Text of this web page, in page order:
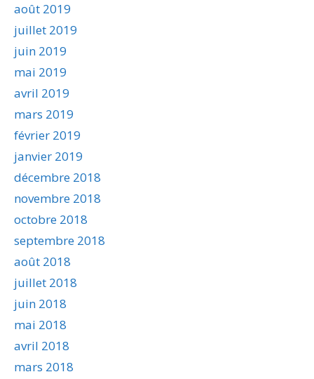
août 2019
juillet 2019
juin 2019
mai 2019
avril 2019
mars 2019
février 2019
janvier 2019
décembre 2018
novembre 2018
octobre 2018
septembre 2018
août 2018
juillet 2018
juin 2018
mai 2018
avril 2018
mars 2018